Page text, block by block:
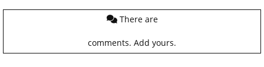
There are
comments. Add yours.